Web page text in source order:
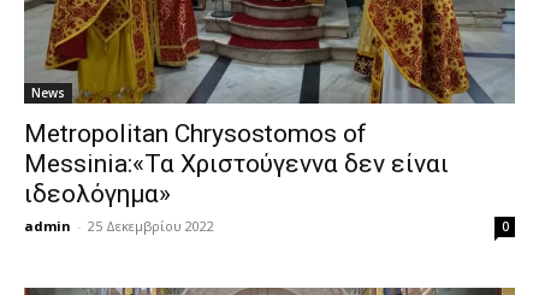
News
Metropolitan Chrysostomos of
Messinia:«Τα Χριστούγεννα δεν είναι
ιδεολόγημα»
admin - 25 Δεκεμβρίου 2022 0